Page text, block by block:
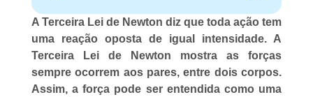
A Terceira Lei de Newton diz que toda ação tem
uma reação oposta de igual intensidade. A
Terceira Lei de Newton mostra as forças
sempre ocorrem aos pares, entre dois corpos.
Assim, a força pode ser entendida como uma